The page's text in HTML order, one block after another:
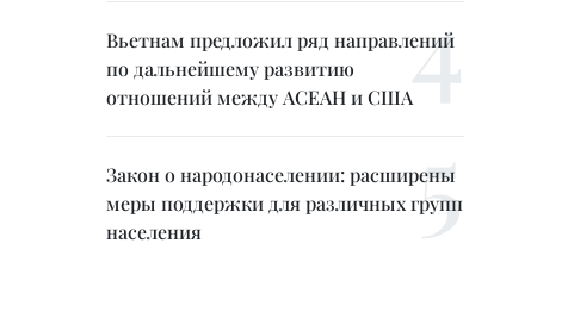
Вьетнам предложил ряд направлений
по дальнейшему развитию
отношений между АСЕАН и США
Закон о народонаселении: расширены
меры поддержки для различных групп
населения